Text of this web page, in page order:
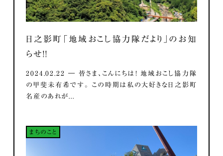
日之影町「地域おこし協力隊だより」のお知
らせ！！
2024.02.22 ― 皆さま、こんにちは！ 地域おこし協力隊
の甲斐未有希です。 この時期は私の大好きな日之影町
名産のあれが...
まちのこと